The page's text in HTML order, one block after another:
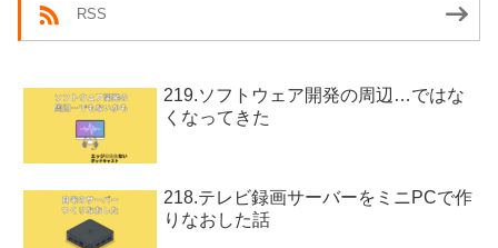
RSS
219.ソフトウェア開発の周辺…ではな
くなってきた
218.テレビ録画サーバーをミニPCで作
りなおした話